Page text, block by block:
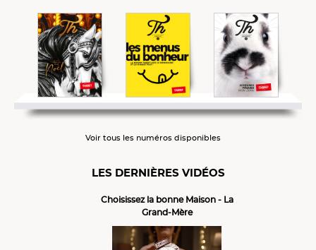
Voir tous les numéros disponibles
LES DERNIÈRES VIDÉOS
Choisissez la bonne Maison - La
Grand-Mère